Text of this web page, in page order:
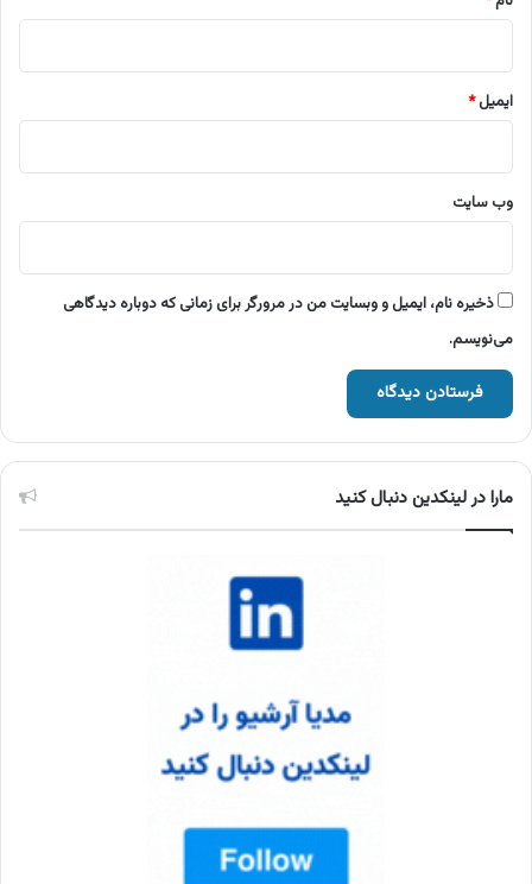
ایمیل*
وب‌ سایت
ذخیره نام، ایمیل و وبسایت من در مرورگر برای زمانی که دوباره دیدگاهی
می‌نویسم.
مارا در لینکدین دنبال کنید